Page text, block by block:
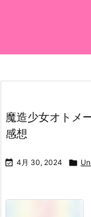
魔造少女オトメ
感想
 4月 30, 2024 